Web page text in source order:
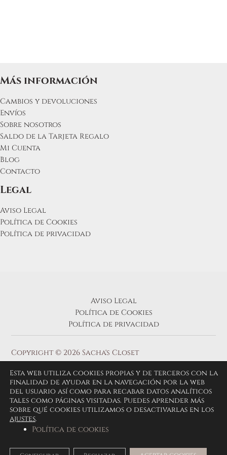
Más información
Cambios y devoluciones
Envíos
Sobre nosotros
Saldo de la Tarjeta Regalo
Mi Cuenta
Blog
Contacto
Legal
Aviso Legal
Política de Cookies
Política de privacidad
Aviso Legal
Política de Cookies
Política de privacidad
Copyright © 2026 Sacha's Closet
Esta web utiliza cookies propias y de terceros con la
finalidad de ayudar en la navegación por la web
del usuario así como para recabar datos analíticos
tales como páginas visitadas. Puedes aprender más
sobre qué cookies utilizamos o desactivarlas en los
ajustes.
Política de cookies